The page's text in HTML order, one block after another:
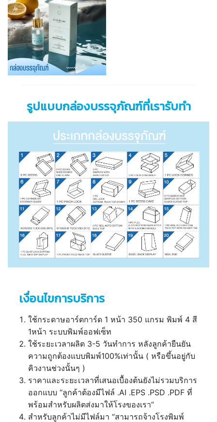
รูปแบบกล่องบรรจุภัณฑ์ที่เรารับทำ
เงื่อนไขการบริการ
ใช้กระดาษอาร์ตการ์ด 1 หน้า 350 แกรม พิมพ์ 4 สี
1หน้า ระบบพิมพ์ออฟเซ็ท
ใช้ระยะเวลาผลิต 3-5 วันทำการ หลังลูกค้ายืนยัน
ความถูกต้องแบบพิมพ์100%เท่านั้น ( หรือขึ้นอยู่กับ
คิวงานช่วงนั้นๆ )
ราคาและระยะเวลาที่เสนอเบื้องต้นยังไม่รวมบริการ
ออกแบบ “ลูกค้าต้องมีไฟล์ .AI .EPS .PSD .PDF ที่
พร้อมสำหรับผลิตส่งมาให้โรงของเรา”
สำหรับลูกค้าไม่มีไฟล์มา “สามารถจ้างโรงพิมพ์